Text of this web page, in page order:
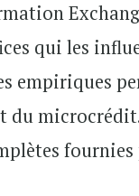
qui les
empiriques
du